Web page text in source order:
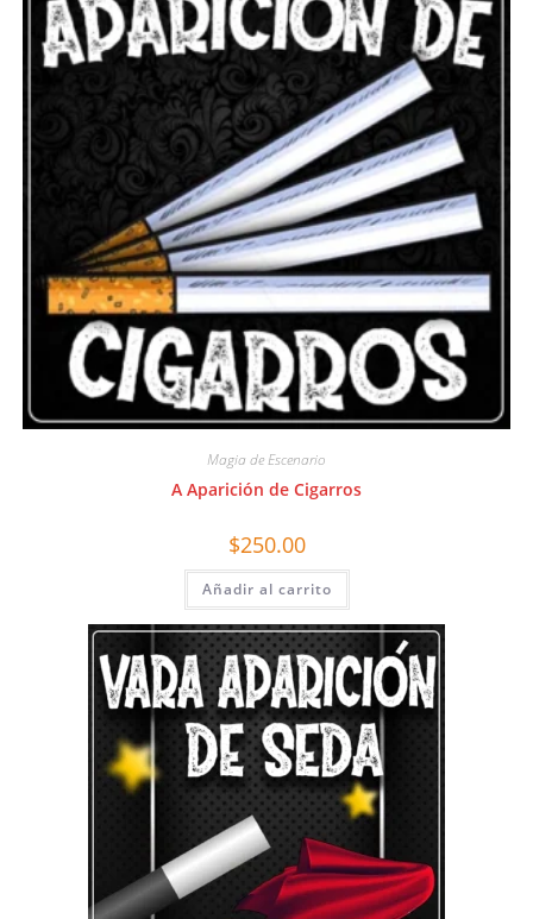
Magia de Escenario
A Aparición de Cigarros
$250.00
Añadir al carrito